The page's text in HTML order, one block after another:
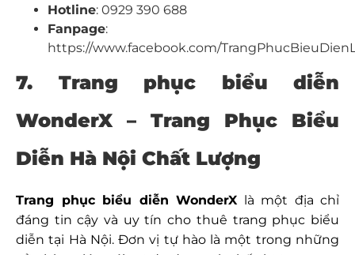
Hotline: 0929 390 688
Fanpage:
https://www.facebook.com/
7. Trang phục biểu diễn
WonderX – Trang Phục Biểu
Diễn Hà Nội Chất Lượng
Trang phục biểu diễn WonderXlà một địa chỉ
đáng tin cậy và uy tín cho thuê trang phục biểu
diễn tại Hà Nội. Đơn vị tự hào là một trong những